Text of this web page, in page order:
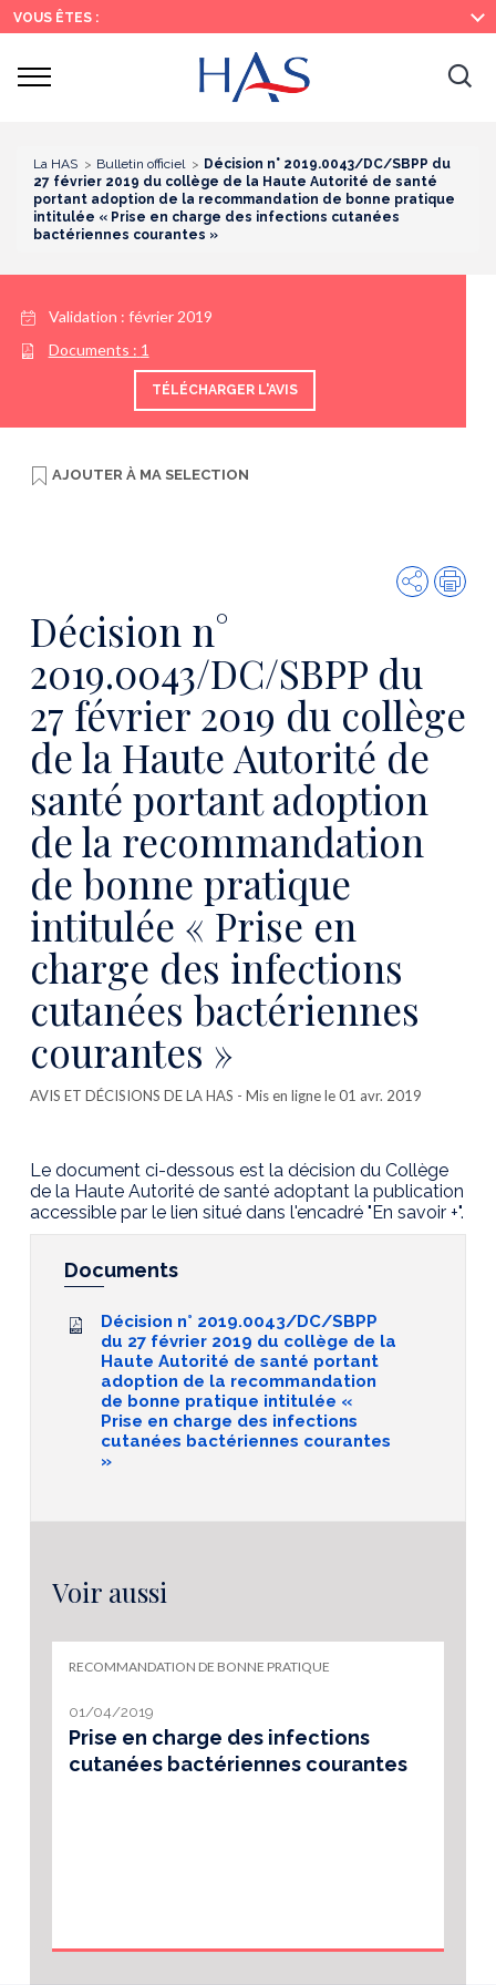
Recherche
Menu
principal
Contenu
principal
VOUS ÊTES :
Ouvrir
La HAS Bulletin officiel
Décision n° 2019.0043/DC/SBPP du
27 février 2019 du collège de la Haute Autorité de santé
portant adoption de la recommandation de bonne pratique
intitulée « Prise en charge des infections cutanées
bactériennes courantes »
Validation : février 2019
Documents : 1
TÉLÉCHARGER L'AVIS
AJOUTER À MA SELECTION
Partager
Décision n°
2019.0043/DC/SBPP du
27 février 2019 du collège
de la Haute Autorité de
santé portant adoption
de la recommandation
de bonne pratique
intitulée « Prise en
charge des infections
cutanées bactériennes
courantes »
AVIS ET DÉCISIONS DE LA HAS - Mis en ligne le 01 avr. 2019
Le document ci-dessous est la décision du Collège
de la Haute Autorité de santé adoptant la publication
accessible par le lien situé dans l'encadré "En savoir +".
Documents
Décision n° 2019.0043/DC/SBPP
du 27 février 2019 du collège de la
Haute Autorité de santé portant
adoption de la recommandation
de bonne pratique intitulée «
Prise en charge des infections
cutanées bactériennes courantes
»
Voir aussi
RECOMMANDATION DE BONNE PRATIQUE
01/04/2019
Prise en charge des infections
cutanées bactériennes courantes